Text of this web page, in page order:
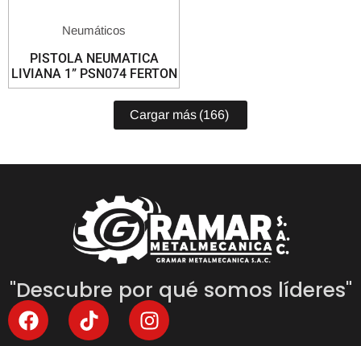
Neumáticos
PISTOLA NEUMATICA
LIVIANA 1” PSN074 FERTON
Cargar más (166)
"Descubre por qué somos líderes"